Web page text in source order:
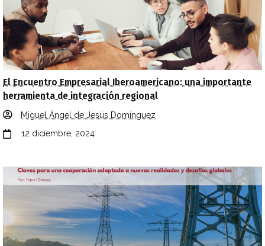
El Encuentro Empresarial Iberoamericano: una importante
herramienta de integración regional
Miguel Ángel de Jesús Domínguez
12 diciembre, 2024